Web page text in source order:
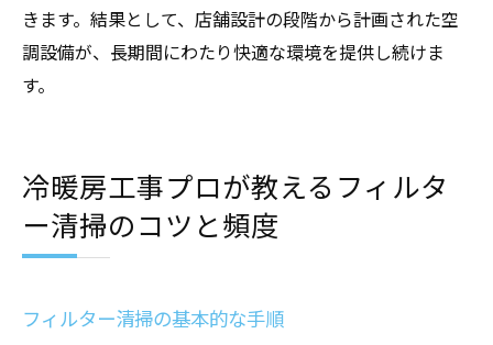
きます。結果として、店舗設計の段階から計画された空
調設備が、長期間にわたり快適な環境を提供し続けま
す。
冷暖房工事プロが教えるフィルタ
ー清掃のコツと頻度
フィルター清掃の基本的な手順